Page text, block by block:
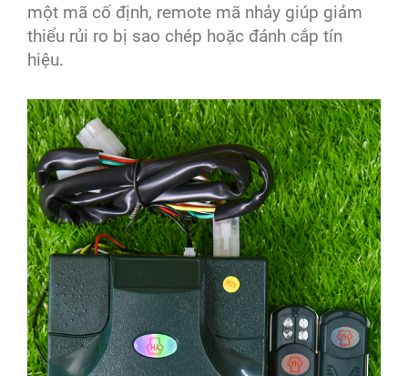
một mã cố định, remote mã nhảy giúp giảm
thiểu rủi ro bị sao chép hoặc đánh cắp tín
hiệu.